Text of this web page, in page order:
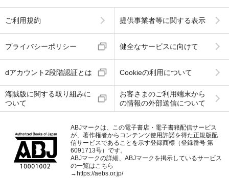
ご利用規約 提供事業者等に関する表示
プライバシーポリシー 健全なサービスに向けて
dアカウント2段階認証とは Cookieの利用について
海賊版に関する取り組みに
ついて
お客さまのご利用端末から
の情報の外部送信について
ABJマークは、この電子書店・電子書籍配信サービス
が、著作権者からコンテンツ使用許諾を得た正規版配
信サービスであることを示す登録商標（登録番号 第
6091713号）です。
ABJマークの詳細、ABJマークを掲示しているサービス
の一覧はこちら
→ https://aebs.or.jp/